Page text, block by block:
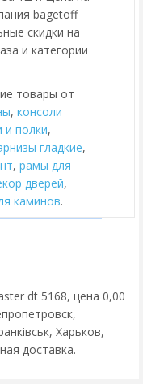
bagetoff
скидки на
и категории
товары от
, консоли
и полки,
гладкие,
, рамы для
дверей,
каминов.
dt 5168, цена 0,00
Харьков,
доставка.